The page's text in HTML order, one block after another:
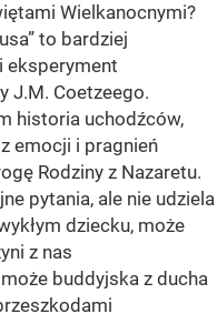
Wielkanocnymi?
to bardziej
eksperyment
J.M. Coetzeego.
historia uchodźców,
emocji i pragnień
Rodziny z Nazaretu.
pytania, ale nie udziela
dziecku, może
z nas
buddyjska z ducha